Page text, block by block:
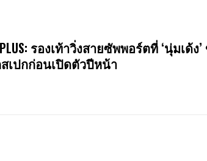
PLUS: รองเท้าวิ่งสายซัพพอร์ตที่ ‘นุ่มเด้ง
เปกก่อนเปิดตัวปีหน้า